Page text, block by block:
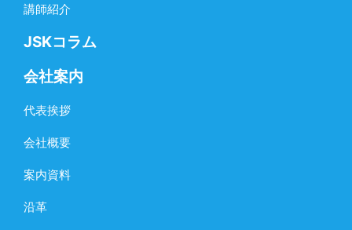
講師紹介
JSKコラム
会社案内
代表挨拶
会社概要
案内資料
沿革